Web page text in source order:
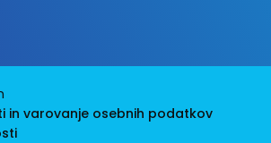
in varovanje osebnih podatkov